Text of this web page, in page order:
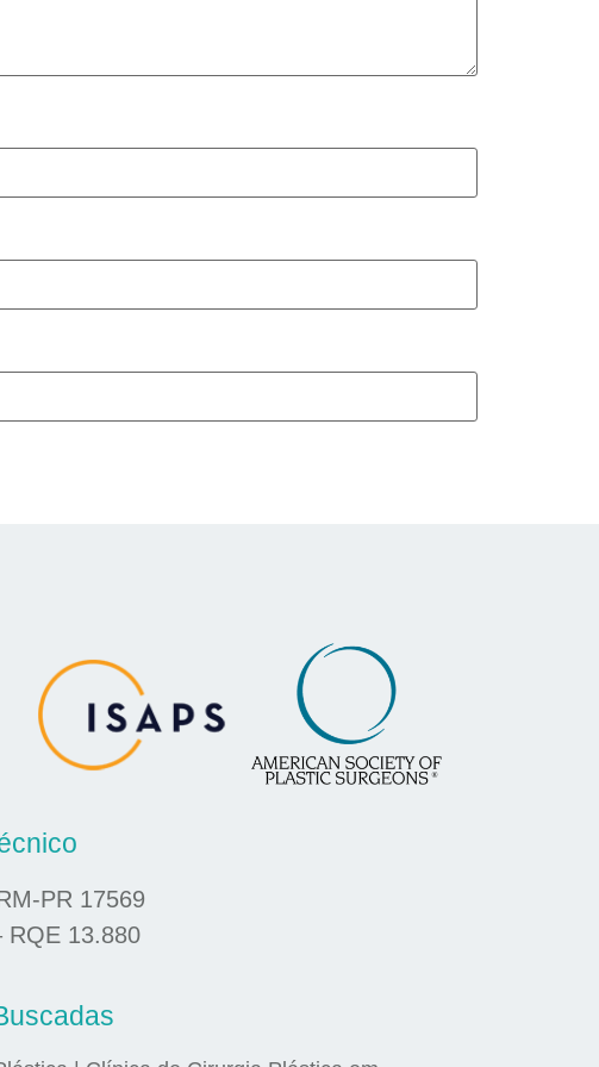
PR 17569
RQE 13.880